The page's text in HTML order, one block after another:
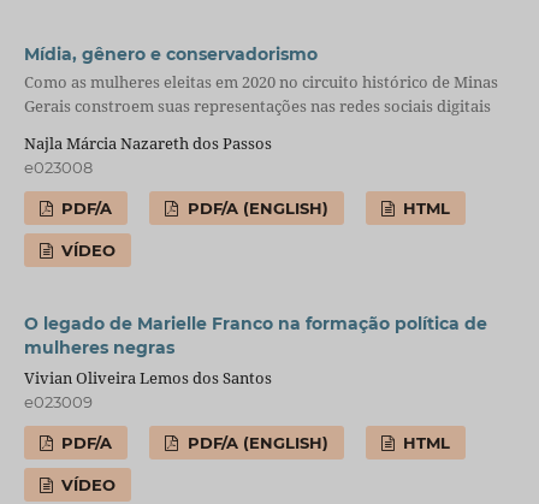
Mídia, gênero e conservadorismo
Como as mulheres eleitas em 2020 no circuito histórico de Minas
Gerais constroem suas representações nas redes sociais digitais
Najla Márcia Nazareth dos Passos
e023008
PDF/A PDF/A (ENGLISH) HTML
VÍDEO
O legado de Marielle Franco na formação política de
mulheres negras
Vivian Oliveira Lemos dos Santos
e023009
PDF/A PDF/A (ENGLISH) HTML
VÍDEO